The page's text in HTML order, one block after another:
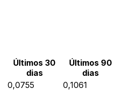
Últimos 30
dias
Últimos 90
dias
0,0755
0,1061